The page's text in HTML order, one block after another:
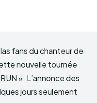
fans du chanteur de
nouvelle tournée
». L’annonce des
jours seulement